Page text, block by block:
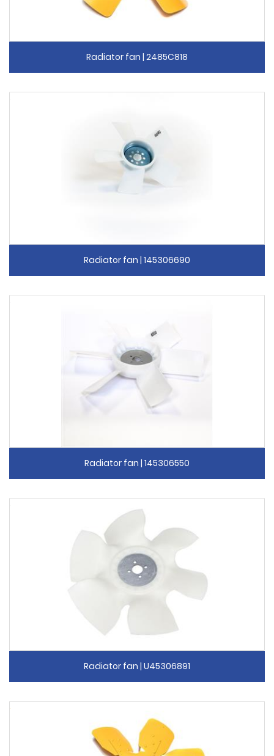
Radiator fan | 2485C818
Radiator fan | 145306690
Radiator fan | 145306550
Radiator fan | U45306891